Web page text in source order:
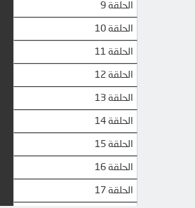
الحلقة 9
الحلقة 10
الحلقة 11
الحلقة 12
الحلقة 13
الحلقة 14
الحلقة 15
الحلقة 16
الحلقة 17